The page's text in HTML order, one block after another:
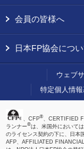
会員の皆様へ
日本FP協会につ
ウェブ
特定個人情
、CFP®、CERTIFIED
ランナー®は、米国外において
のライセンス契約の下に、日本
AFP、AFFILIATED